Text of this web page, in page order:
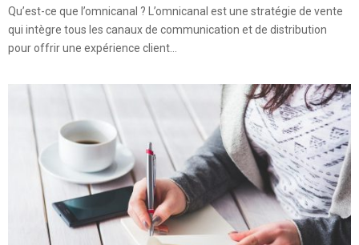
Qu’est-ce que l’omnicanal ? L’omnicanal est une stratégie de vente
qui intègre tous les canaux de communication et de distribution
pour offrir une expérience client...